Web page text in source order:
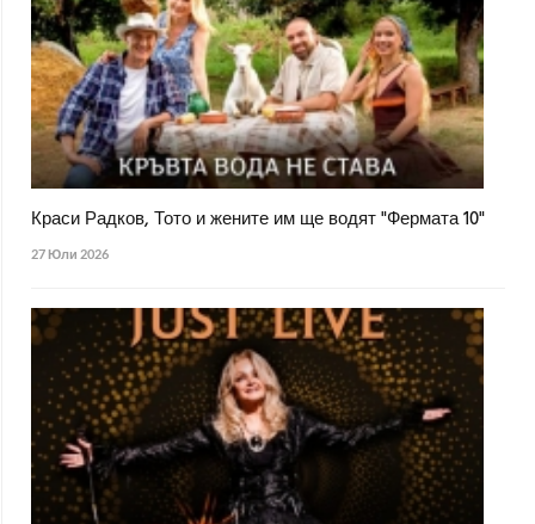
Краси Радков, Тото и жените им ще водят "Фермата 10"
27 Юли 2026